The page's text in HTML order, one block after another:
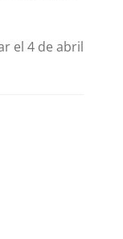
el 4 de abril